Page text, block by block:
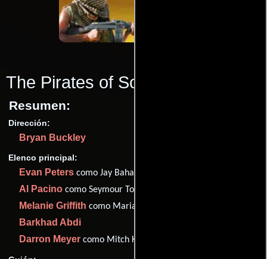
The Pirates of Somalia
Resumen:
Dirección:
Bryan Buckley
Elenco principal:
Evan Peters como Jay Bahadur
Al Pacino como Seymour Tolbin
Melanie Griffith como Maria Bahadur
Barkhad Abdi
Darron Meyer como Mitch Kelp